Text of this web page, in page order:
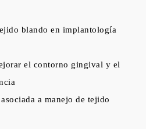
blando en implantología
el contorno gingival y el
a manejo de tejido